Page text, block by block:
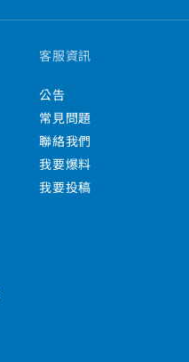
客服資訊
公告
常見問題
聯絡我們
我要爆料
我要投稿